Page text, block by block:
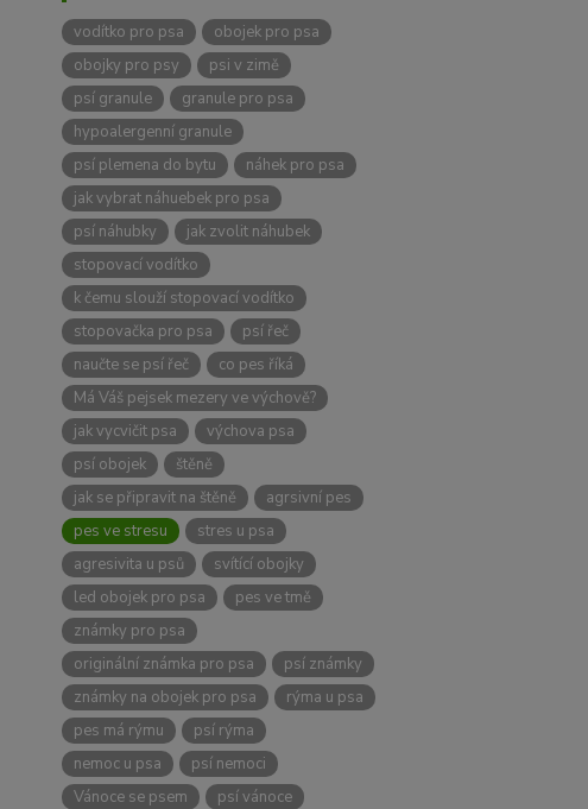
vodítko pro psa
obojek pro psa
obojky pro psy
psi v zimě
psí granule
granule pro psa
hypoalergenní granule
psí plemena do bytu
náhek pro psa
jak vybrat náhuebek pro psa
psí náhubky
jak zvolit náhubek
stopovací vodítko
k čemu slouží stopovací vodítko
stopovačka pro psa
psí řeč
naučte se psí řeč
co pes říká
Má Váš pejsek mezery ve výchově?
jak vycvičit psa
výchova psa
psí obojek
štěně
jak se připravit na štěně
agrsivní pes
pes ve stresu
stres u psa
agresivita u psů
svítící obojky
led obojek pro psa
pes ve tmě
známky pro psa
originální známka pro psa
psí známky
známky na obojek pro psa
rýma u psa
pes má rýmu
psí rýma
nemoc u psa
psí nemoci
Vánoce se psem
psí vánoce